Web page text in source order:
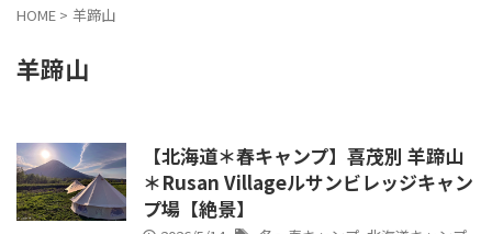
HOME > 羊蹄山
羊蹄山
【北海道＊春キャンプ】喜茂別 羊蹄山
＊Rusan Villageルサンビレッジキャン
プ場【絶景】